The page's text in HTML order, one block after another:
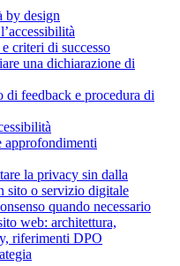
by design
criteri di successo
una dichiarazione di
di feedback e procedura di
approfondimenti
la privacy sin dalla
sito o servizio digitale
quando necessario
web: architettura,
riferimenti DPO